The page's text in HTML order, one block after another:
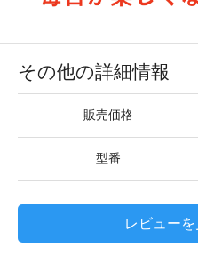
その他の詳細情報
販売価格
型番
レビュー